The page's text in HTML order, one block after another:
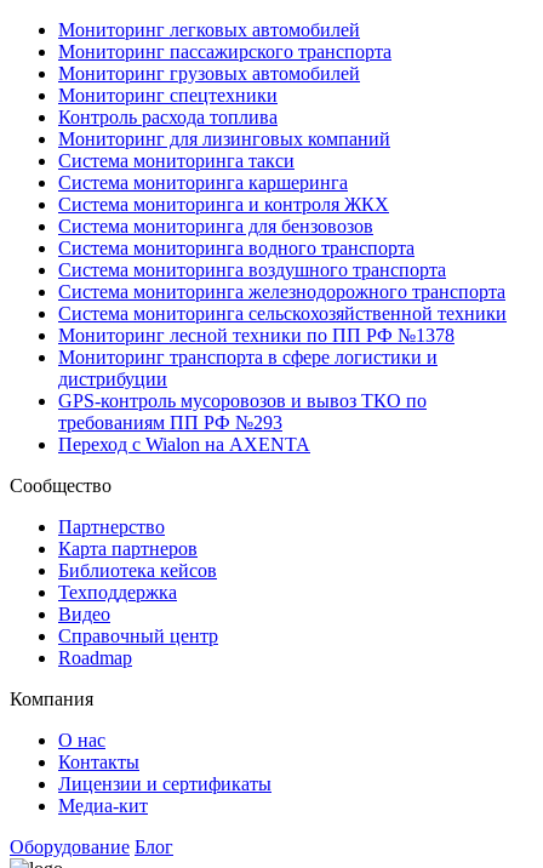
Мониторинг легковых автомобилей
Мониторинг пассажирского транспорта
Мониторинг грузовых автомобилей
Мониторинг спецтехники
Контроль расхода топлива
Мониторинг для лизинговых компаний
Система мониторинга такси
Система мониторинга каршеринга
Система мониторинга и контроля ЖКХ
Система мониторинга для бензовозов
Система мониторинга водного транспорта
Система мониторинга воздушного транспорта
Система мониторинга железнодорожного транспорта
Система мониторинга сельскохозяйственной техники
Мониторинг лесной техники по ПП РФ №1378
Мониторинг транспорта в сфере логистики и
дистрибуции
GPS-контроль мусоровозов и вывоз ТКО по
требованиям ПП РФ №293
Переход с Wialon на AXENTA
Сообщество
Партнерство
Карта партнеров
Библиотека кейсов
Техподдержка
Видео
Справочный центр
Roadmap
Компания
О нас
Контакты
Лицензии и сертификаты
Медиа-кит
Оборудование Блог